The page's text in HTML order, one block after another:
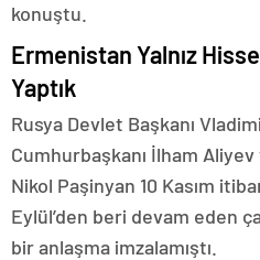
konuştu.
Ermenistan Yalnız
Yaptık
Rusya Devlet Başkanı
Cumhurbaşkanı İlham
Nikol Paşinyan 10 Kasım
Eylül’den beri devam eden
bir anlaşma imzalamıştı.